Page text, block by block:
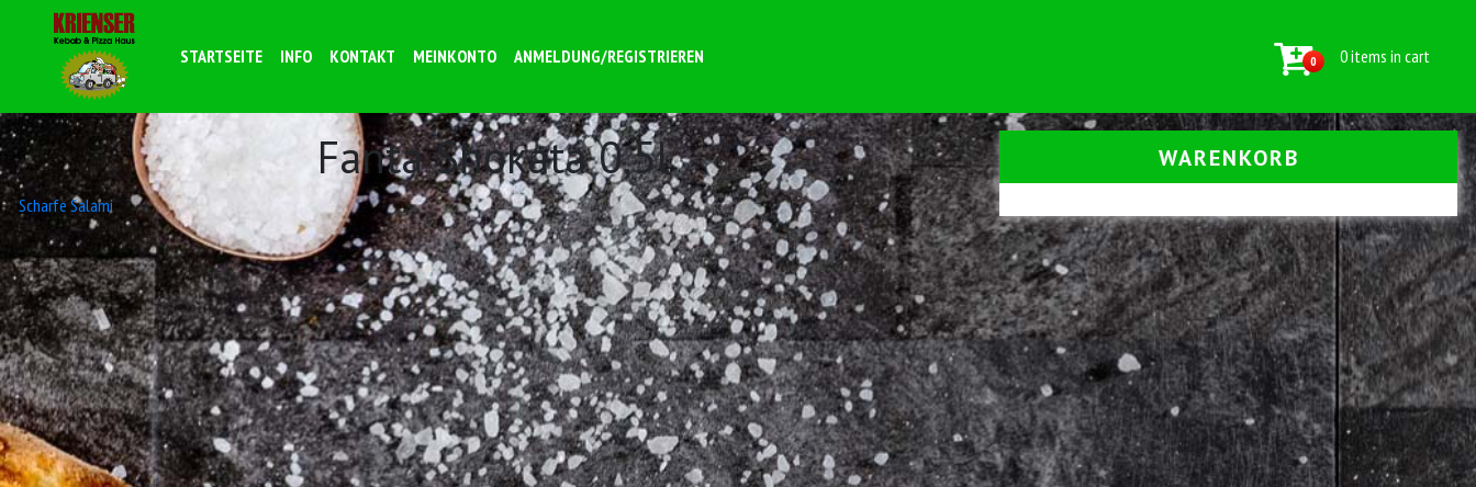
STARTSEITE INFO KONTAKT MEINKONTO ANMELDUNG/REGISTRIEREN 0 0 items in cart
Fanta Shokata 0,5l
Beitrags-
Navigation
Scharfe Salami
WARENKORB